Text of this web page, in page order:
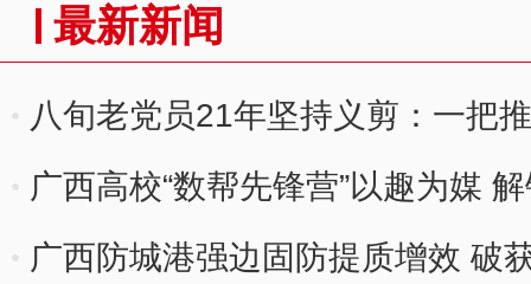
最新新闻
八旬老党员21年坚持义剪：一把
广西高校“数帮先锋营”以趣为媒
广西防城港强边固防提质增效 破